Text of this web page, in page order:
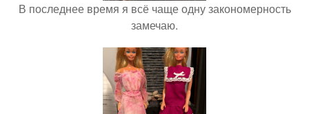
В последнее время я всё чаще одну закономерность
замечаю.